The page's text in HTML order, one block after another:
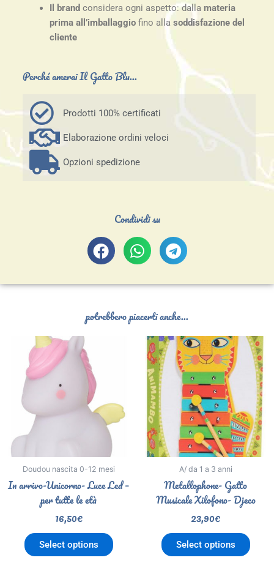
Il brand considera ogni aspetto: dalla materia
prima all’imballaggiofino alla soddisfazione del
cliente
Perché amerai Il Gatto Blu...
Prodotti 100% certificati
Elaborazione ordini veloci
Opzioni spedizione
Condividi su
potrebbero piacerti anche...
Doudou nascita 0-12 mesi
In arrivo-Unicorno- Luce Led –
per tutte le età
16,50€
Select options
A/ da 1 a 3 anni
Metallophone- Gatto
Musicale Xilofono- Djeco
23,90€
Select options